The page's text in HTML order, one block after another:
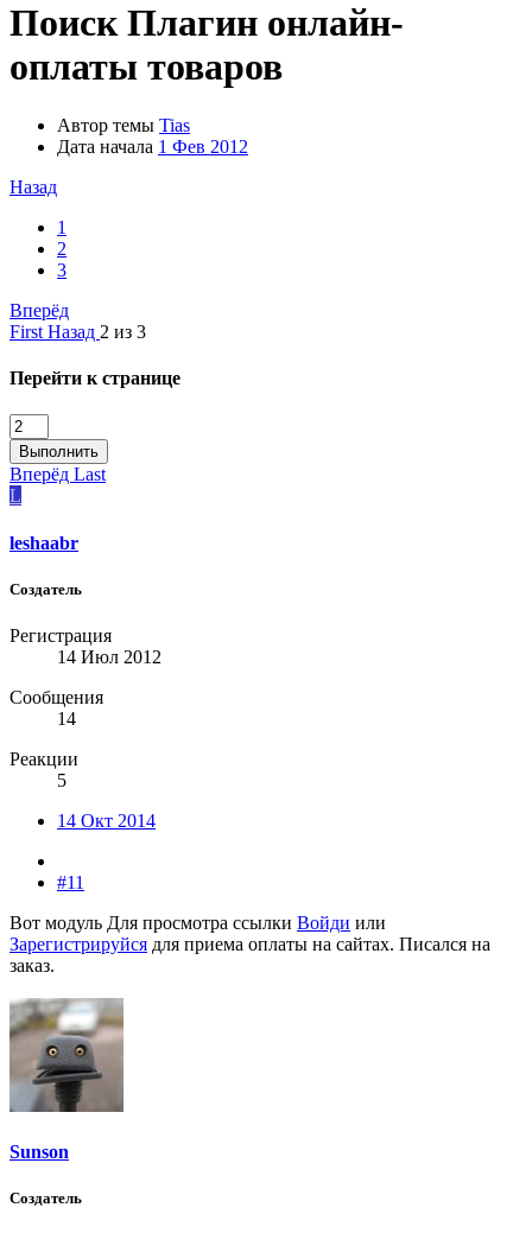
Поиск Плагин онлайн-
оплаты товаров
Автор темы Tias
Дата начала 1 Фев 2012
Назад
1
2
3
Вперёд
First Назад 2 из 3
Перейти к странице
Выполнить
Вперёд Last
L
leshaabr
Создатель
Регистрация
14 Июл 2012
Сообщения
14
Реакции
5
14 Окт 2014
#11
Вот модуль Для просмотра ссылки Войди или
Зарегистрируйся для приема оплаты на сайтах. Писался на
заказ.
Sunson
Создатель